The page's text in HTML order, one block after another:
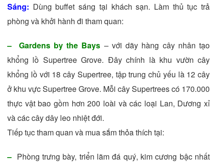
Sáng: Dùng buffet sáng tại khách sạn. Làm thủ tục trả
phòng và khởi hành đi tham quan:
– Gardens by the Bays – với dãy hàng cây nhân tạo
khổng lồ Supertree Grove. Đây chính là khu vườn cây
khổng lồ với 18 cây Supertree, tập trung chủ yếu là 12 cây
ở khu vực Supertree Grove. Mỗi cây Supertrees có 170.000
thực vật bao gồm hơn 200 loài và các loại Lan, Dương xỉ
và các cây dây leo nhiệt đới.
Tiếp tục tham quan và mua sắm thỏa thích tại:
– Phòng trưng bày, triển lãm đá quý, kim cương bậc nhất